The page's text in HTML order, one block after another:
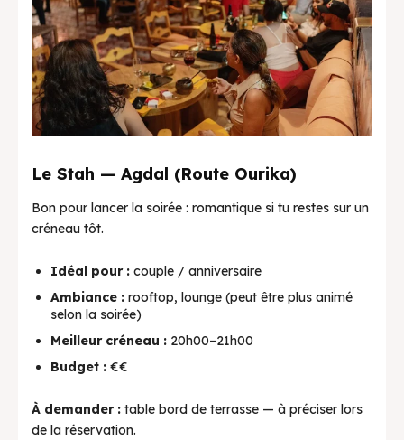
Le Stah — Agdal (Route Ourika)
Bon pour lancer la soirée : romantique si tu restes sur un
créneau tôt.
Idéal pour : couple / anniversaire
Ambiance : rooftop, lounge (peut être plus animé
selon la soirée)
Meilleur créneau : 20h00–21h00
Budget : €€
À demander : table bord de terrasse — à préciser lors
de la réservation.